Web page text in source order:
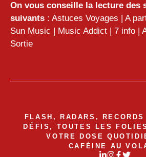
On vous conseille la lecture des
suivants : Astuces Voyages A
Sun Music
Music Addict 7 info
Sortie
FLASH, RADARS,
DÉFIS, TOUTES LES
VOTRE DOSE
CAFÉINE AU